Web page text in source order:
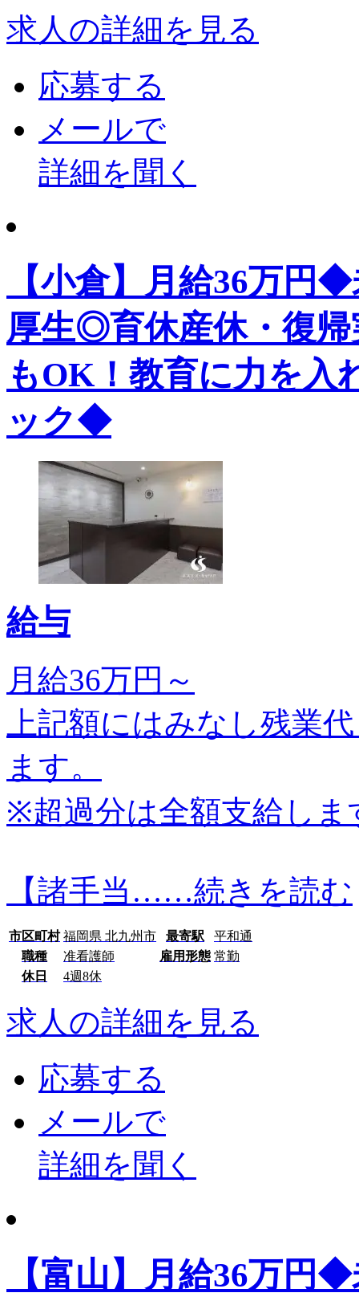
求人の詳細を見る
応募する
メールで
詳細を聞く
【小倉】月給36万円
厚生◎育休産休・復
もOK！教育に力を入
ック◆
給与
月給36万円～
上記額にはみなし残業
ます。
※超過分は全額支給しま
【諸手当……続きを読む
市区町村 福岡県 北九州市 最寄駅
平和通
職種
准看護師 雇用形態 常勤
休日
4週8休
求人の詳細を見る
応募する
メールで
詳細を聞く
【富山】月給36万円